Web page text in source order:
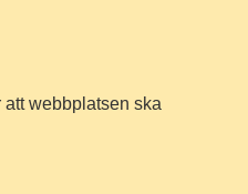
webbplatsen ska